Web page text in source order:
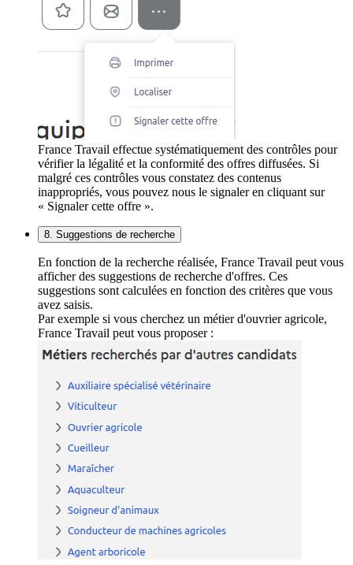
France Travail effectue systématiquement des contrôles pour
vérifier la légalité et la conformité des offres diffusées. Si
malgré ces contrôles vous constatez des contenus
inappropriés, vous pouvez nous le signaler en cliquant sur
« Signaler cette offre ».
8. Suggestions de recherche
En fonction de la recherche réalisée, France Travail peut vous
afficher des suggestions de recherche d'offres. Ces
suggestions sont calculées en fonction des critères que vous
avez saisis.
Par exemple si vous cherchez un métier d'ouvrier agricole,
France Travail peut vous proposer :